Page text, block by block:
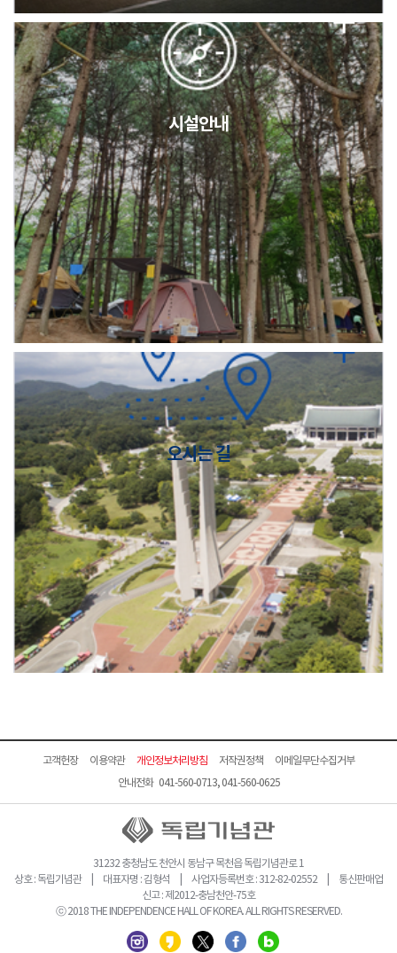
시설안내
오시는 길
고객헌장 이용약관 개인정보처리방침 저작권정책
이메일무단수집거부
안내전화 041-560-0713, 041-560-0625
31232 충청남도 천안시 동남구 목천읍 독립기념관로 1
상호 : 독립기념관 | 대표자명 : 김형석 | 사업자등록번호 : 312-82-02552 | 통신판매업
신고 : 제2012-충남천안-75호
ⓒ 2018 THE INDEPENDENCE HALL OF KOREA. ALL RIGHTS RESERVED.